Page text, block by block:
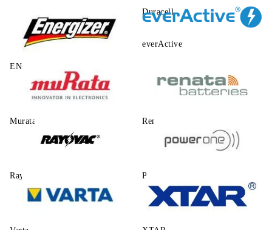
Duracell
ENERGIZER
everActive
Murata Renata
Rayovac Power One